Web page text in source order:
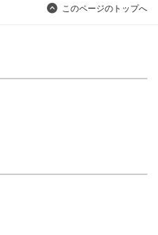
このページのトップへ